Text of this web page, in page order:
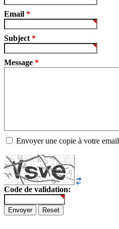
Email *
Subject *
Message *
Envoyer une copie à votre email
Code de validation:
Envoyer Reset